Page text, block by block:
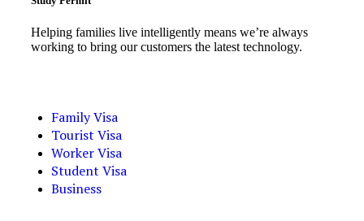
Family Visa
Tourist Visa
Worker Visa
Student Visa
Business
Helping families live intelligently means we’re always
working to bring our customers the latest technology.